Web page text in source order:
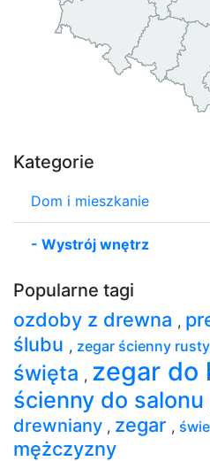
Kategorie
Dom i mieszkanie
- Wystrój wnętrz
Popularne tagi
ozdoby z drewna ,
ślubu , zegar ścienny
święta , zegar do
ścienny do salonu
drewniany , zegar ,
mężczyzny